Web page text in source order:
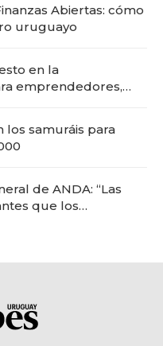
Abiertas: cómo
uruguayo
en la
emprendedores,
los samuráis para
de ANDA: “Las
que los